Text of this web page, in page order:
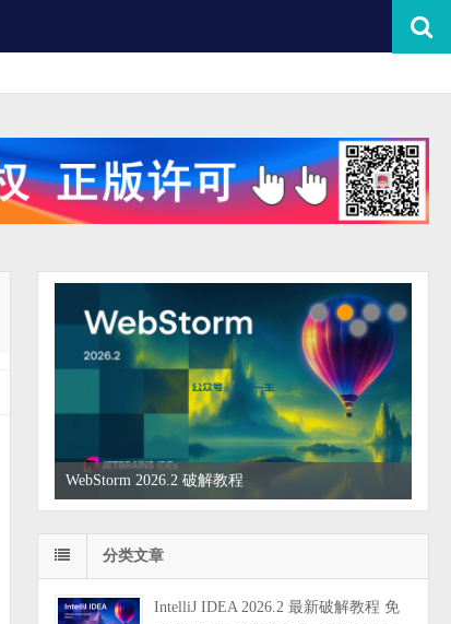
WebStorm 2026.2 破解教程
分类文章
IntelliJ IDEA 2026.2 最新破解教程 免